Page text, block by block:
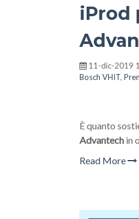
iProd
11-dic-2019
Bosch VHIT,
È quanto
Advantech in
Read More